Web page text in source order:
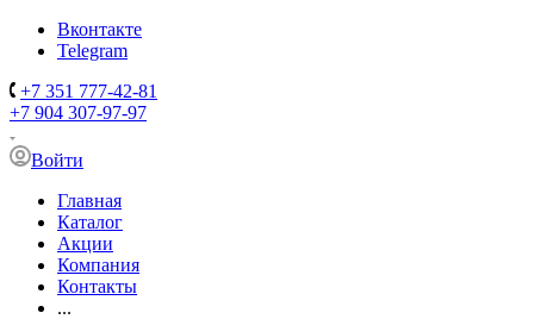
Вконтакте
Telegram
+7 351 777-42-81
+7 904 307-97-97
Войти
Главная
Каталог
Акции
Компания
Контакты
...